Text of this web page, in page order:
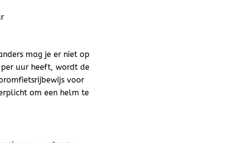
mag je er niet op
uur heeft, wordt de
voor
om een helm te